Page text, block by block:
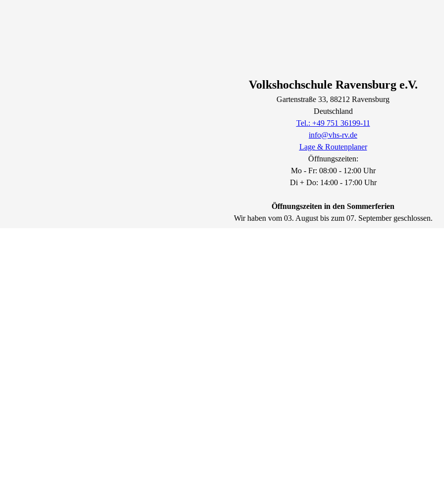
Volkshochschule Ravensburg e.V.
Gartenstraße 33, 88212 Ravensburg
Deutschland
Tel.: +49 751 36199-11
info@vhs-rv.de
Lage & Routenplaner
Öffnungszeiten:
Mo - Fr: 08:00 - 12:00 Uhr
Di + Do: 14:00 - 17:00 Uhr
Öffnungszeiten in den Sommerferien
Wir haben vom 03. August bis zum 07. September geschlossen.